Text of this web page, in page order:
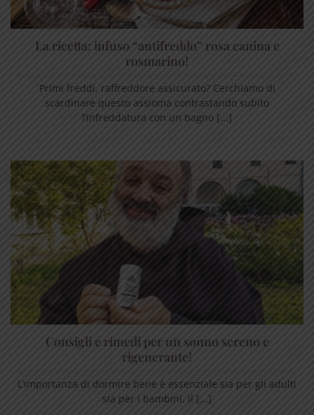
La ricetta: infuso “antifreddo” rosa canina e
rosmarino!
Primi freddi, raffreddore assicurato? Cerchiamo di
scardinare questo assioma contrastando subito
l’infreddatura con un bagno [...]
Consigli e rimedi per un sonno sereno e
rigenerante!
L’importanza di dormire bene è essenziale sia per gli adulti
sia per i bambini, il [...]